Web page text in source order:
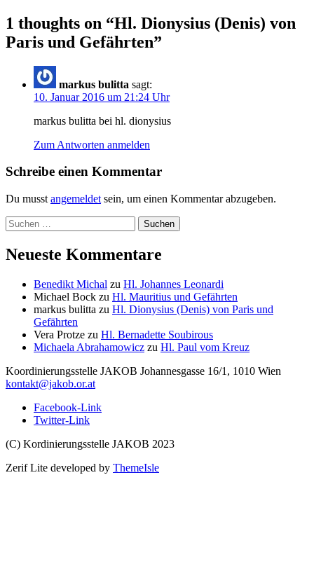
1 thoughts on “Hl. Dionysius (Denis) von
Paris und Gefährten”
markus bulitta sagt:
10. Januar 2016 um 21:24 Uhr
markus bulitta bei hl. dionysius
Zum Antworten anmelden
Schreibe einen Kommentar
Du musst angemeldet sein, um einen Kommentar abzugeben.
Suchen
nach:
Neueste Kommentare
Benedikt Michal zu Hl. Johannes Leonardi
Michael Bock zu Hl. Mauritius und Gefährten
markus bulitta zu Hl. Dionysius (Denis) von Paris und
Gefährten
Vera Protze zu Hl. Bernadette Soubirous
Michaela Abrahamowicz zu Hl. Paul vom Kreuz
Koordinierungsstelle JAKOB Johannesgasse 16/1, 1010 Wien
kontakt@jakob.or.at
Facebook-Link
Twitter-Link
(C) Kordinierungsstelle JAKOB 2023
Zerif Lite developed by ThemeIsle